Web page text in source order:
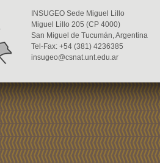
INSUGEO Sede Miguel Lillo
Miguel Lillo 205 (CP 4000)
San Miguel de Tucumán, Argentina
Tel-Fax: +54 (381) 4236385
insugeo@csnat.unt.edu.ar